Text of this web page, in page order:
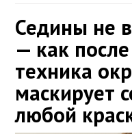
Седины не
— как
техника
маскирует
любой